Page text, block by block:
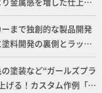
まで独創的な製品開発
料開発の裏側とラッカ
ュー！
塗装など“ガールズプラ
げる！カスタム作例「白